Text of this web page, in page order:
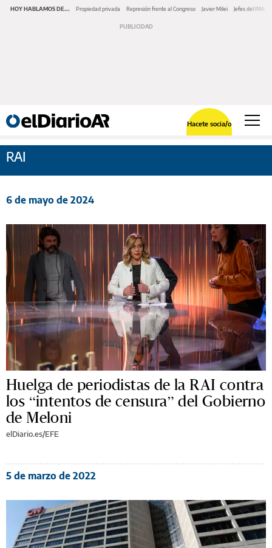
HOY HABLAMOS DE... Propiedad privada Represión frente al Congreso Javier Milei Jefes del PAMI
Hacete socia/o
RAI
6 de mayo de 2024
Huelga de periodistas de la RAI contra
los “intentos de censura” del Gobierno
de Meloni
elDiario.es/EFE
5 de marzo de 2022